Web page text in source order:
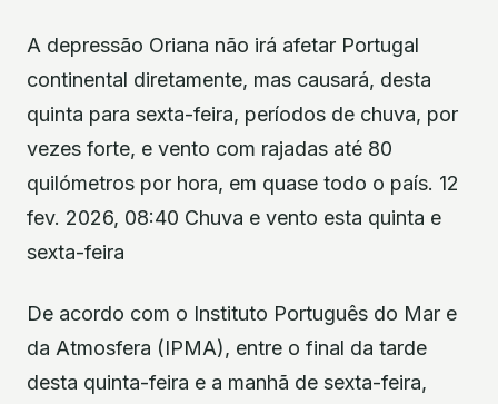
A depressão Oriana não irá afetar Portugal
continental diretamente, mas causará, desta
quinta para sexta-feira, períodos de chuva, por
vezes forte, e vento com rajadas até 80
quilómetros por hora, em quase todo o país. 12
fev. 2026, 08:40 Chuva e vento esta quinta e
sexta-feira
De acordo com o Instituto Português do Mar e
da Atmosfera (IPMA), entre o final da tarde
desta quinta-feira e a manhã de sexta-feira,